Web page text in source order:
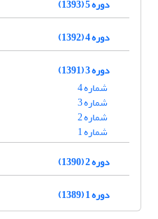
دوره 5 (1393)
دوره 4 (1392)
دوره 3 (1391)
شماره 4
شماره 3
شماره 2
شماره 1
دوره 2 (1390)
دوره 1 (1389)